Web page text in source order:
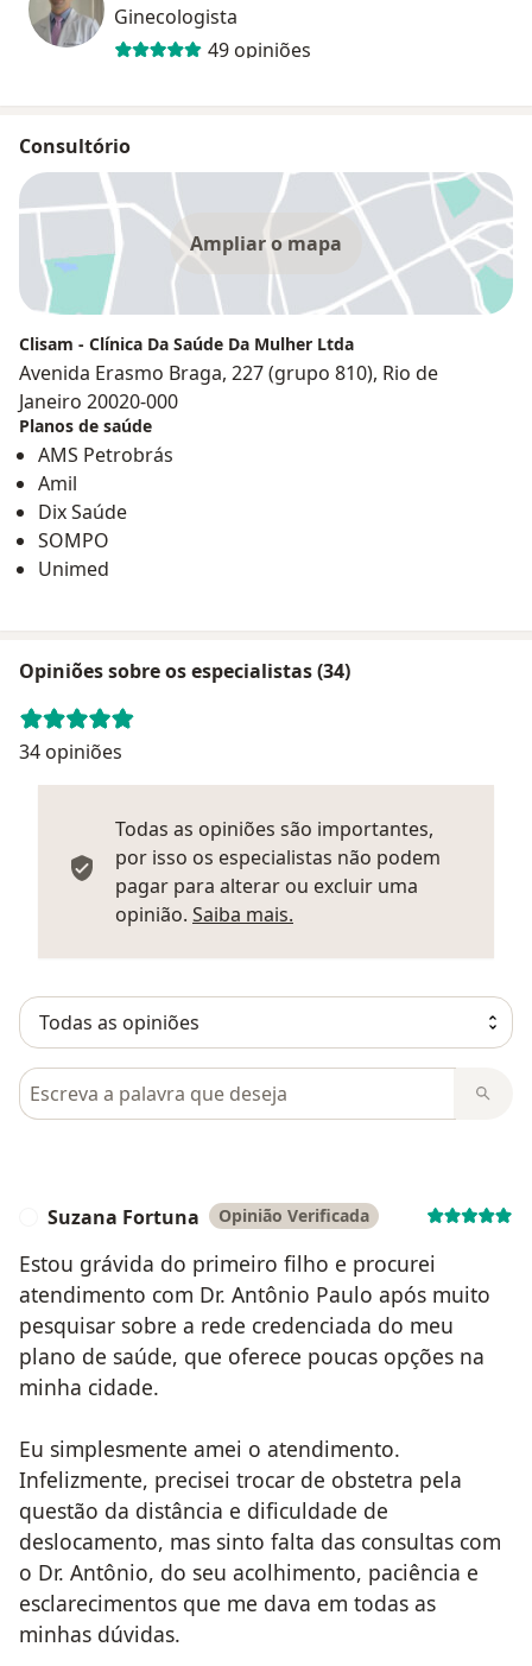
Ginecologista
49 opiniões
Consultório
Ampliar o mapa
Clisam - Clínica Da Saúde Da Mulher Ltda
Avenida Erasmo Braga, 227 (grupo 810), Rio de
Janeiro 20020-000
Planos de saúde
AMS Petrobrás
Amil
Dix Saúde
SOMPO
Unimed
Opiniões sobre os especialistas (34)
34 opiniões
Todas as opiniões são importantes,
por isso os especialistas não podem
pagar para alterar ou excluir uma
opinião. Saiba mais.
Pesquisar em opiniões
Suzana Fortuna Opinião Verificada
Estou grávida do primeiro filho e procurei
atendimento com Dr. Antônio Paulo após muito
pesquisar sobre a rede credenciada do meu
plano de saúde, que oferece poucas opções na
minha cidade.
Eu simplesmente amei o atendimento.
Infelizmente, precisei trocar de obstetra pela
questão da distância e dificuldade de
deslocamento, mas sinto falta das consultas com
o Dr. Antônio, do seu acolhimento, paciência e
esclarecimentos que me dava em todas as
minhas dúvidas.